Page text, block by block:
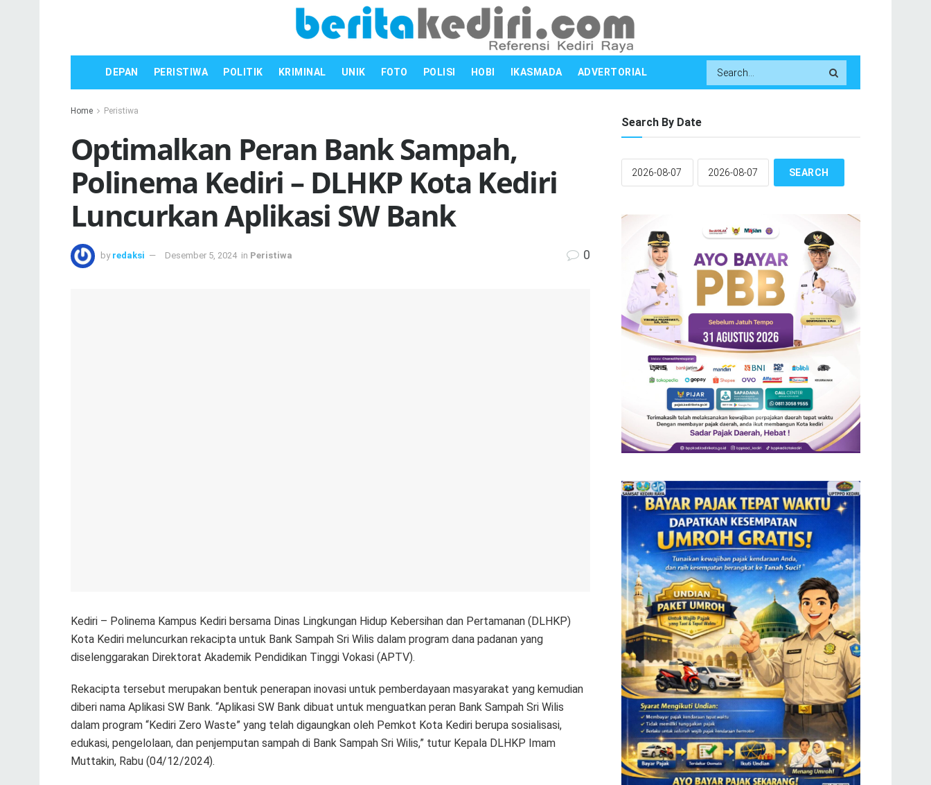
DEPAN PERISTIWA POLITIK KRIMINAL UNIK FOTO POLISI HOBI IKASMADA ADVERTORIAL
Home Peristiwa
Optimalkan Peran Bank Sampah,
Polinema Kediri – DLHKP Kota Kediri
Luncurkan Aplikasi SW Bank
by redaksi Desember 5, 2024 in Peristiwa 0
Kediri – Polinema Kampus Kediri bersama Dinas Lingkungan Hidup Kebersihan dan Pertamanan (DLHKP)
Kota Kediri meluncurkan rekacipta untuk Bank Sampah Sri Wilis dalam program dana padanan yang
diselenggarakan Direktorat Akademik Pendidikan Tinggi Vokasi (APTV).
Rekacipta tersebut merupakan bentuk penerapan inovasi untuk pemberdayaan masyarakat yang kemudian
diberi nama Aplikasi SW Bank. “Aplikasi SW Bank dibuat untuk menguatkan peran Bank Sampah Sri Wilis
dalam program “Kediri Zero Waste” yang telah digaungkan oleh Pemkot Kota Kediri berupa sosialisasi,
edukasi, pengelolaan, dan penjemputan sampah di Bank Sampah Sri Wilis,” tutur Kepala DLHKP Imam
Muttakin, Rabu (04/12/2024).
Search By Date